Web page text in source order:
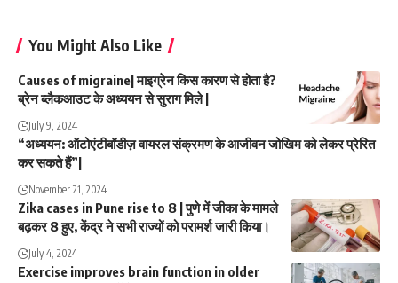
You Might Also Like
Causes of migraine| माइग्रेन किस कारण से होता है?
ब्रेन ब्लैकआउट के अध्ययन से सुराग मिले |
July 9, 2024
“अध्ययन: ऑटोएंटीबॉडीज़ वायरल संक्रमण के आजीवन जोखिम को लेकर प्रेरित
कर सकते हैं”|
November 21, 2024
Zika cases in Pune rise to 8 | पुणे में जीका के मामले
बढ़कर 8 हुए, केंद्र ने सभी राज्यों को परामर्श जारी किया।
July 4, 2024
Exercise improves brain function in older